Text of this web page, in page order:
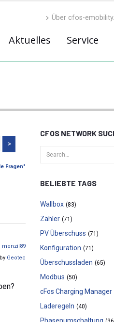
Über cfos-
Aktuelles Service
>
Fragen"
menzil89
Geotec
CFOS NETWORK
BELIEBTE TAGS
Wallbox (83)
Zähler (71)
PV Überschuss (71)
Konfiguration (71)
Überschussladen (65)
Modbus (50)
cFos Charging Manager
Laderegeln (40)